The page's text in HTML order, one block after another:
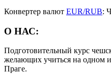
Конвертер валют EUR/RUB:
О НАС:
Подготовительный курс
желающих учиться на одном
Праге.